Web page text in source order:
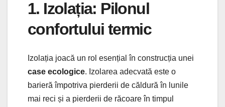
1. Izolația: Pilonul
confortului termic
Izolația joacă un rol esențial în construcția unei
case ecologice. Izolarea adecvată este o
barieră împotriva pierderii de căldură în lunile
mai reci și a pierderii de răcoare în timpul